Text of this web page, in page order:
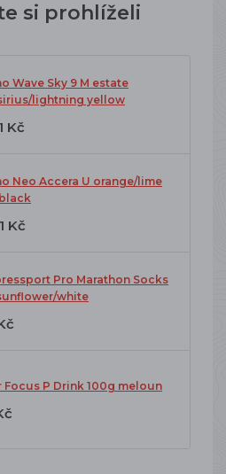
si prohlíželi
Wave Sky 9 M estate
lightning yellow
Kč
Neo Accera U orange/lime
Kč
Pro Marathon Socks
white
Focus P Drink 100g meloun